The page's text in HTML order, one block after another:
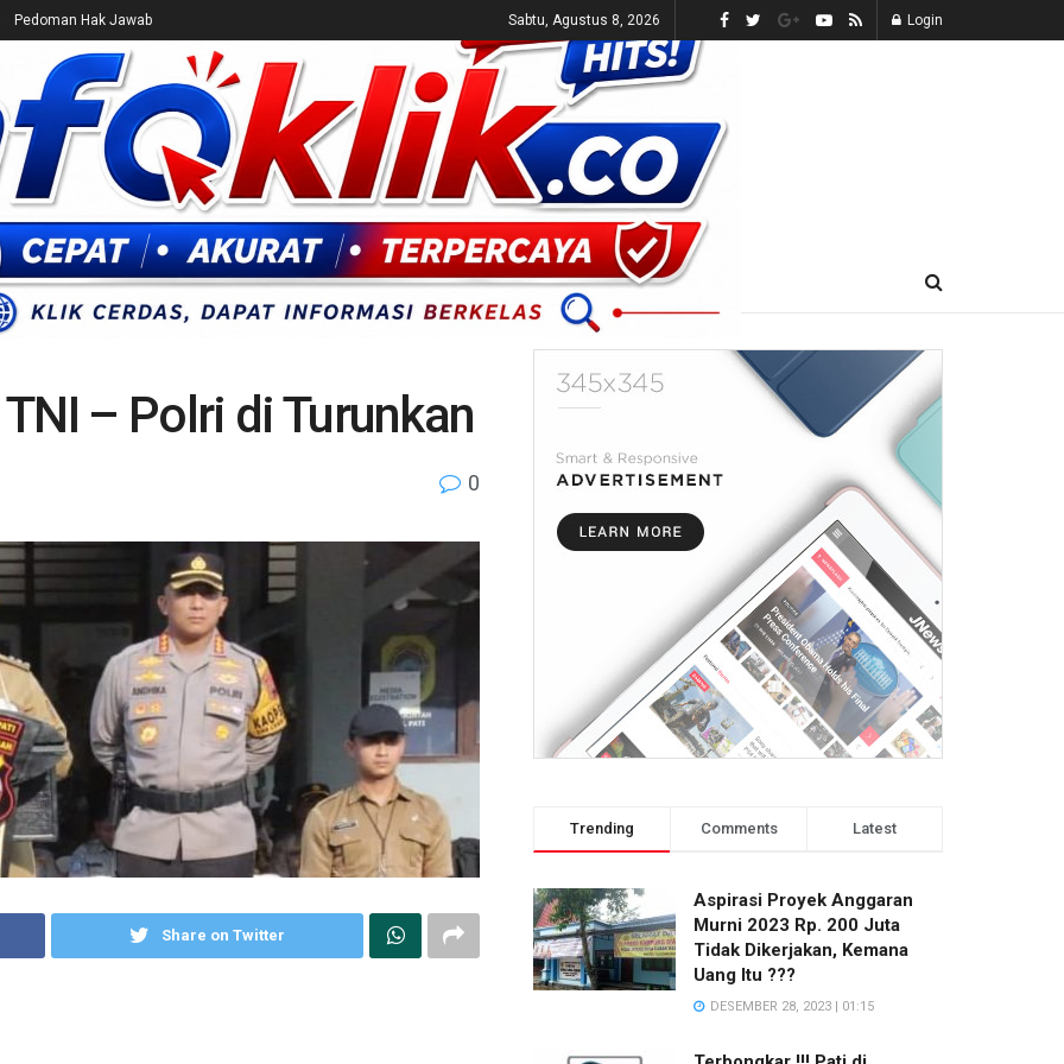
Pedoman Hak Jawab Sabtu, Agustus 8, 2026 Login
CEK FAKTA ENTERTAINMENT BREAKING NEWS UMUM E-KORAN LIVE TV
– Polri di Turunkan
0
Share on Twitter
Trending Comments Latest
Aspirasi Proyek Anggaran
Murni 2023 Rp. 200 Juta
Tidak Dikerjakan, Kemana
Uang Itu ???
DESEMBER 28, 2023 | 01:15